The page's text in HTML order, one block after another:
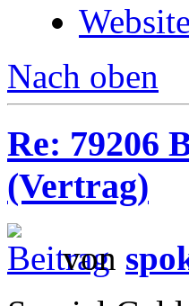
Website
Nach oben
Re: 79206
(Vertrag)
von